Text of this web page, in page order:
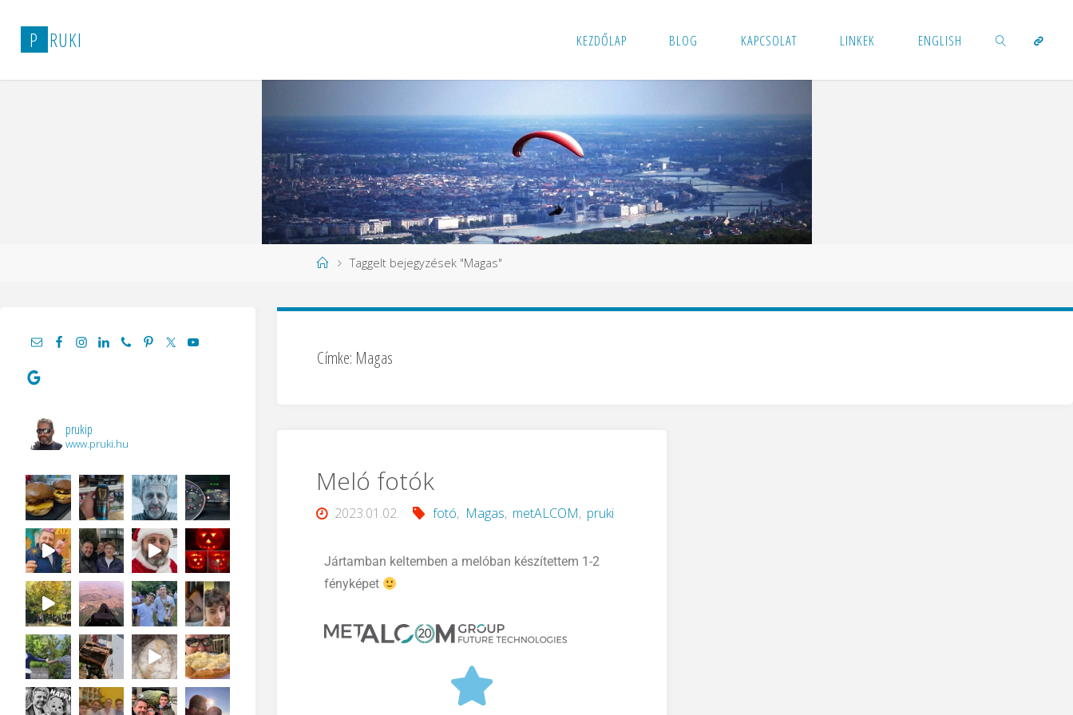
P RUKI KEZDŐLAP BLOG KAPCSOLAT LINKEK ENGLISH
Taggelt bejegyzések "Magas"
Címke: Magas
Meló fotók
2023.01.02. fotó, Magas, metALCOM, pruki
Jártamban keltemben a melóban készítettem 1-2
fényképet
prukip
www.pruki.hu